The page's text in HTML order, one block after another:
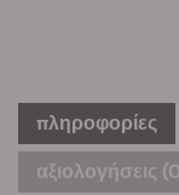
πληροφορίες
αξιολογήσεις